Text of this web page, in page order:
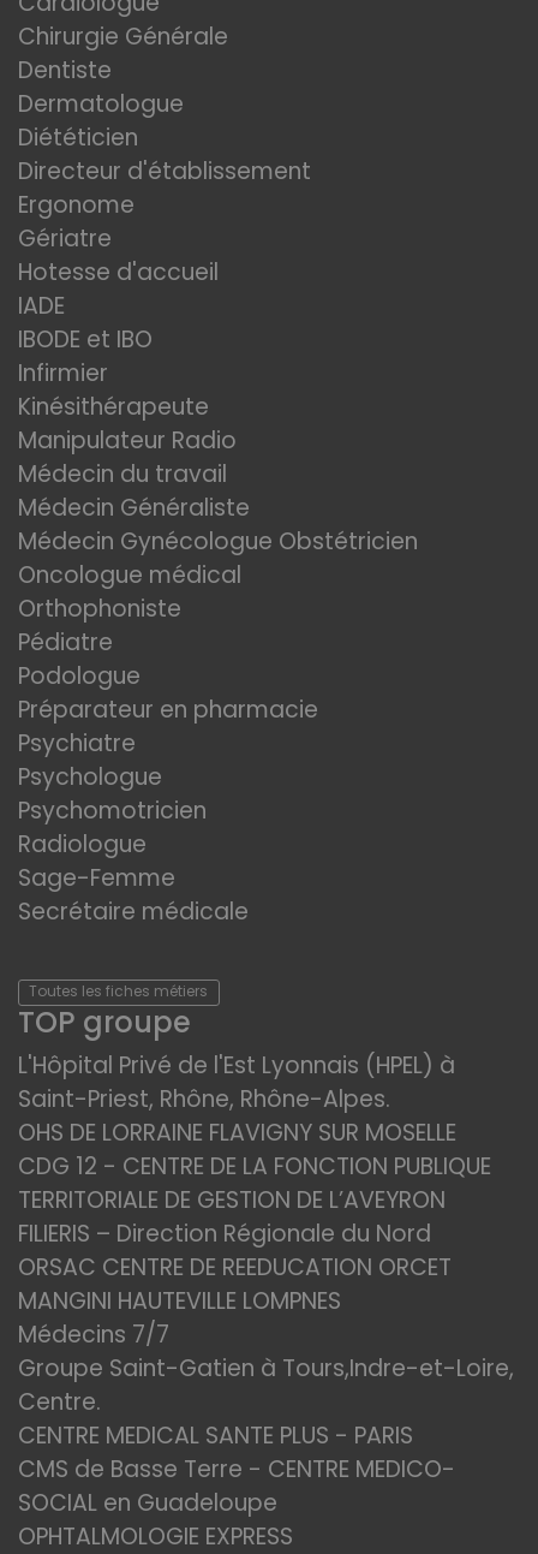
Chirurgie Générale
Dentiste
Dermatologue
Diététicien
Directeur d'établissement
Ergonome
Gériatre
Hotesse d'accueil
IADE
IBODE et IBO
Infirmier
Kinésithérapeute
Manipulateur Radio
Médecin du travail
Médecin Généraliste
Médecin Gynécologue Obstétricien
Oncologue médical
Orthophoniste
Pédiatre
Podologue
Préparateur en pharmacie
Psychiatre
Psychologue
Psychomotricien
Radiologue
Sage-Femme
Secrétaire médicale
Toutes les fiches métiers
TOP groupe
L'Hôpital Privé de l'Est Lyonnais (HPEL) à
Saint-Priest, Rhône, Rhône-Alpes.
OHS DE LORRAINE FLAVIGNY SUR MOSELLE
CDG 12 - CENTRE DE LA FONCTION PUBLIQUE
TERRITORIALE DE GESTION DE L’AVEYRON
FILIERIS – Direction Régionale du Nord
ORSAC CENTRE DE REEDUCATION ORCET
MANGINI HAUTEVILLE LOMPNES
Médecins 7/7
Groupe Saint-Gatien à Tours,Indre-et-Loire,
Centre.
CENTRE MEDICAL SANTE PLUS - PARIS
CMS de Basse Terre - CENTRE MEDICO-
SOCIAL en Guadeloupe
OPHTALMOLOGIE EXPRESS